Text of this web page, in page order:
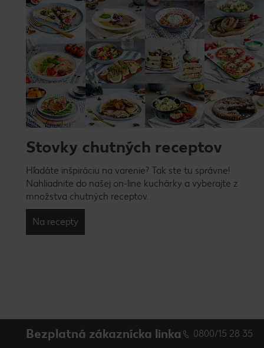
Stovky chutných receptov
Hľadáte inšpiráciu na varenie? Tak ste tu správne!
Nahliadnite do našej on-line kuchárky a vyberajte z
množstva chutných receptov.
Na recepty
Bezplatná zákaznícka linka 0800/15 28 35